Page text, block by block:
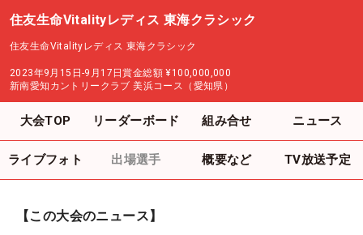
住友生命Vitalityレディス 東海クラシック
住友生命Vitalityレディス 東海クラシック
2023年9月15日-9月17日賞金総額 ¥100,000,000
新南愛知カントリークラブ 美浜コース（愛知県）
大会TOP リーダーボード 組み合せ ニュース
ライブフォト 出場選手 概要など TV放送予定
【この大会のニュース】